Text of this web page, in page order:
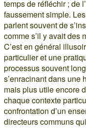
temps de réfléchir ; de
faussement simple.
parlent souvent de
comme s’il y avait des
C’est en général
particulier et une
processus souvent
s’enracinant dans une
mais plus utile encore
chaque contexte
confrontation d’un
directeurs communs